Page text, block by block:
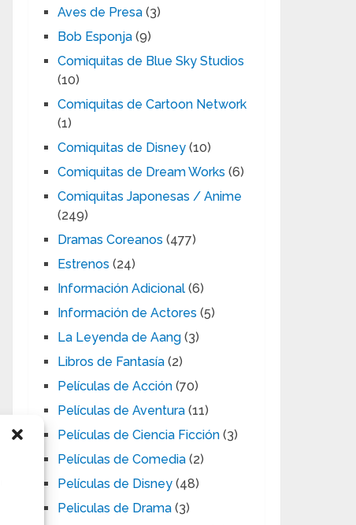
Aves de Presa (3)
Bob Esponja (9)
Comiquitas de Blue Sky Studios
(10)
Comiquitas de Cartoon Network
(1)
Comiquitas de Disney (10)
Comiquitas de Dream Works (6)
Comiquitas Japonesas / Anime
(249)
Dramas Coreanos (477)
Estrenos (24)
Información Adicional (6)
Información de Actores (5)
La Leyenda de Aang (3)
Libros de Fantasía (2)
Películas de Acción (70)
Películas de Aventura (11)
Películas de Ciencia Ficción (3)
Películas de Comedia (2)
Películas de Disney (48)
Peliculas de Drama (3)